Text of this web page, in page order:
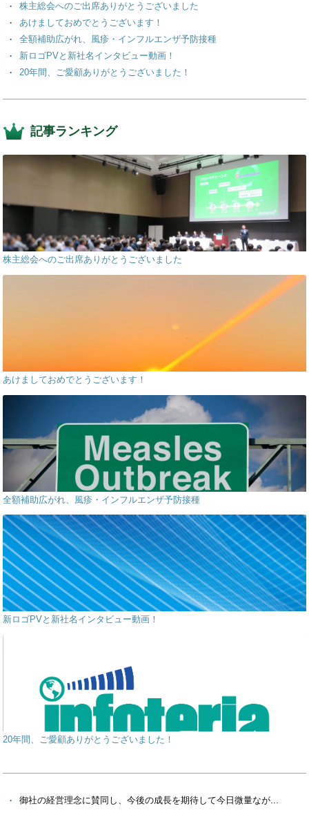
株主総会へのご出席ありがとうございました
あけましておめでとうございます！
全額補助広がれ、風疹・インフルエンザ予防接種
新ロゴPVと新社名インタビュー動画！
20年間、ご愛顧ありがとうございました！
記事ランキング
株主総会へのご出席ありがとうございました
あけましておめでとうございます！
全額補助広がれ、風疹・インフルエンザ予防接種
新ロゴPVと新社名インタビュー動画！
20年間、ご愛顧ありがとうございました！
御社の経営理念に賛同し、今後の成長を期待して今日微量なが...